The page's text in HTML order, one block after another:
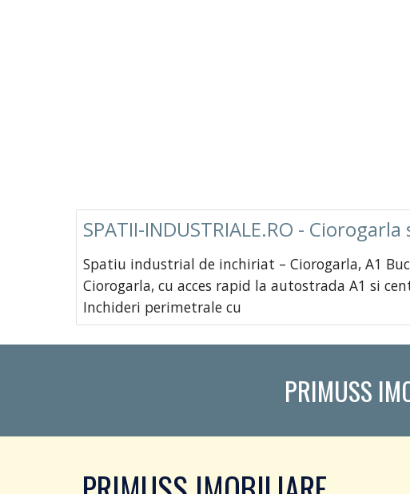
SPATII-INDUSTRIALE.RO -
Spatiu industrial de inchiriat – Ciorogarla, A1
Ciorogarla, cu acces rapid la autostrada A1 si
Inchideri perimetrale cu
PRIMUSS